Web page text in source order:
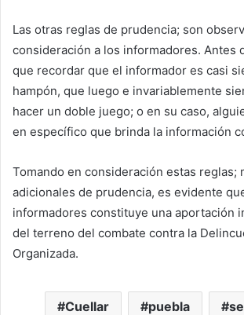
Las otras reglas de prudencia; son
consideración a los informadores. Antes
que recordar que el informador es casi
hampón, que luego e invariablemente
hacer un doble juego; o en su caso,
en específico que brinda la información
Tomando en consideración estas reglas;
adicionales de prudencia, es evidente
informadores constituye una aportación
del terreno del combate contra la
Organizada.
Cuellar puebla